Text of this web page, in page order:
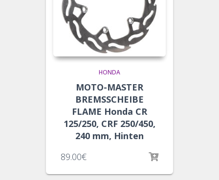
HONDA
MOTO-MASTER
BREMSSCHEIBE
FLAME Honda CR
125/250, CRF 250/450,
240 mm, Hinten
89.00€